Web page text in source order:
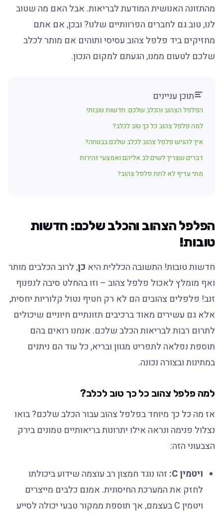
מהתזונה האנושית המודעת לבריאות. אבל האם מה שטוב
לנו, טוב גם לחברים הפרוותיים שלנו? ובכן, אם אתם
מחזיקים ביד פלפל צהוב עסיסי ותוהים אם מותר לכלב
שלכם לטעום ממנו, הגעתם למקום הנכון.
תוכן עניינים
הפלפל הצהוב והכלב שלכם: חדשות טובות!
למה פלפל צהוב כל כך טוב לכלב?
איך להגיש פלפל צהוב לכלב שלכם בבטחה?
דברים שצריך לשים לב אליהם ואמצעי זהירות
מתי עדיף לא לתת פלפל צהוב?
הפלפל הצהוב והכלב שלכם: חדשות
טובות!
חדשות טובות! התשובה הכללית היאכן, לרוב הכלבים מותר
ואף מומלץ לאכול פלפל צהוב – וזו בהחלט סיבה לנפנוף
זנב! פלפלים צהובים הם לא רק חטיף נטול קלוריות יחסית,
אלא גם עשירים מאוד ברכיבים תזונתיים חיוניים שיכולים
לתרום רבות לבריאות הכלב שלכם. אנחנו רואים בהם
תוספת נפלאה לתפריט מגוון ובריא, כל עוד הם ניתנים
במתינות ובצורה נכונה.
למה פלפל צהוב כל כך טוב לכלב?
אז מה כל כך מיוחד בפלפל צהוב עבור הכלב שלכם? בואו
נצלול פנימה ונראה אילו יתרונות בריאותיים טמונים בירק
הצבעוני הזה:
ויטמין C:
זהו נוגד חמצון רב עוצמה שידוע ביכולתו
לחזק את המערכת החיסונית. אמנם כלבים מייצרים
ויטמין C בעצמם, אך תוספת ממקור טבעי יכולה לסייע